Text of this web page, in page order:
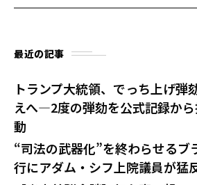
最近の記事
トランプ大統領、でっち上げ弾
えへ—2度の弾劾を公式記録か
動
“司法の武器化”を終わらせるブ
行にアダム・シフ上院議員が猛